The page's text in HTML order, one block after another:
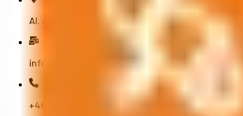
Al. Jerozolimskie 91, 02-001 Varşova
info@polandstudy.com
+48 791 055 745